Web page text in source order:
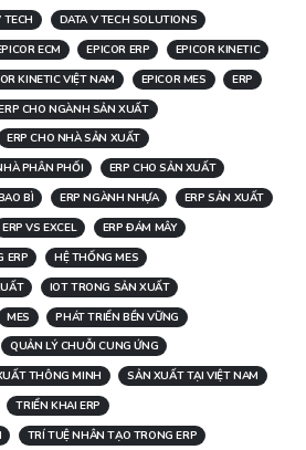
TECH
DATA V TECH SOLUTIONS
ECM EPICOR ERP
EPICOR KINETIC
KINETIC VIỆT NAM EPICOR MES
ERP
CHO NGÀNH SẢN XUẤT
ERP CHO NHÀ SẢN XUẤT
PHÂN PHỐI
ERP CHO SẢN XUẤT
BÌ ERP NGÀNH NHỰA
ERP SẢN XUẤT
ERP VS EXCEL
ERP ĐÁM MÂY
ERP
HỆ THỐNG MES
IOT TRONG SẢN XUẤT
MES
PHÁT TRIỂN BỀN VỮNG
QUẢN LÝ CHUỖI CUNG ỨNG
THÔNG MINH
SẢN XUẤT TẠI VIỆT NAM
TRIỂN KHAI ERP
TRÍ TUỆ NHÂN TẠO TRONG ERP